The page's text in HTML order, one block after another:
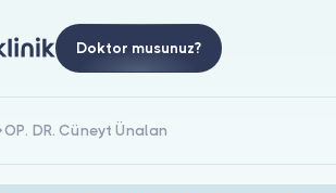
Doktor musunuz?
OP. DR. Cüneyt Ünalan